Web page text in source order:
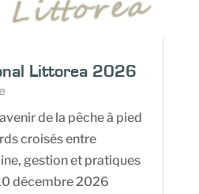
Littorea 2026
de la pêche à pied
croisés entre
gestion et pratiques
10 décembre 2026